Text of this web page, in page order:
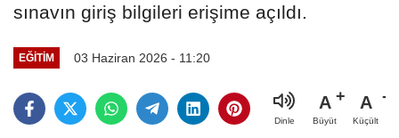
sınavın giriş bilgileri erişime açıldı.
EĞITIM 03 Haziran 2026 - 11:20
Dinle
A
Büyüt
A
Küçült